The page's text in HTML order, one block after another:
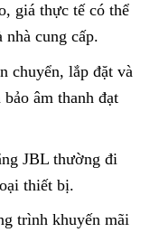
giá thực tế có thể
cung cấp.
chuyển, lắp đặt và
âm thanh đạt
JBL thường đi
thiết bị.
trình khuyến mãi